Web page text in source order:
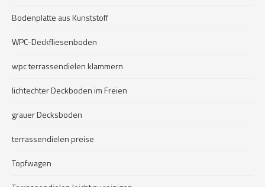
Bodenplatte aus Kunststoff
WPC-Deckfliesenboden
wpc terrassendielen klammern
lichtechter Deckboden im Freien
grauer Decksboden
terrassendielen preise
Topfwagen